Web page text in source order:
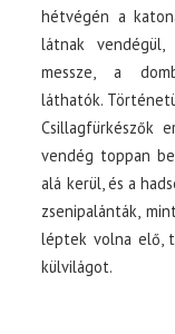
hétvégén a
látnak
messze, a
láthatók.
Csillagfürkészők
vendég toppan
alá kerül, és a
zsenipalánták,
léptek volna elő,
külvilágot.